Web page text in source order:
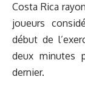
Costa Rica
joueurs
début de
deux minutes
dernier.